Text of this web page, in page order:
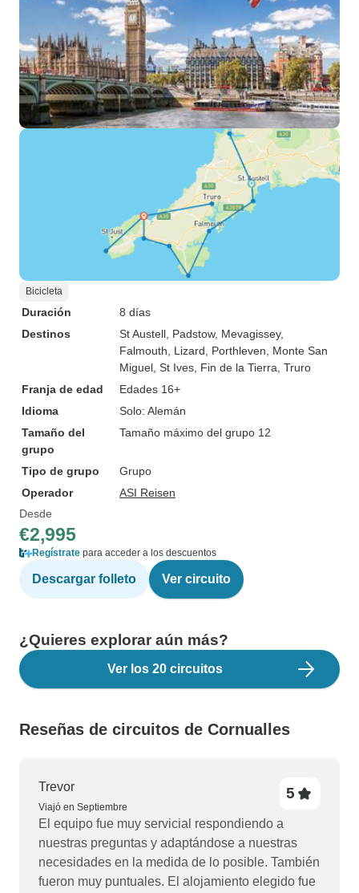
Bicicleta
Duración
8 días
Destinos
St Austell , Padstow, Mevagissey,
Falmouth , Lizard , Porthleven , Monte San
Miguel , St Ives , Fin de la Tierra , Truro
Franja de edad
Edades 16+
Idioma
Solo: Alemán
Tamaño del
grupo
Tamaño máximo del grupo 12
Tipo de grupo
Grupo
Operador
ASI Reisen
Desde
€2,995
Regístrate para acceder a los descuentos
Descargar folleto Ver circuito
¿Quieres explorar aún más?
Ver los 20 circuitos
Reseñas de circuitos de Cornualles
Trevor
Viajó en Septiembre
5
El equipo fue muy servicial respondiendo a
nuestras preguntas y adaptándose a nuestras
necesidades en la medida de lo posible. También
fueron muy puntuales. El alojamiento elegido fue